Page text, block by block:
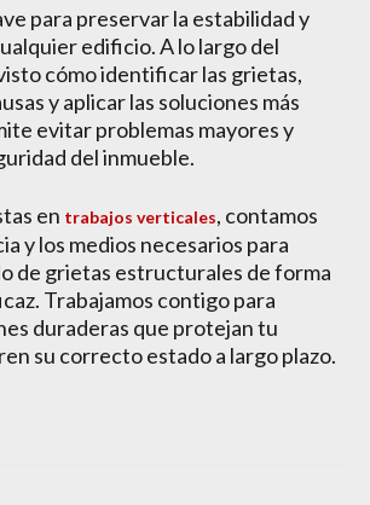
para preservar la estabilidad y
edificio. A lo largo del
cómo identificar las grietas,
y aplicar las soluciones más
evitar problemas mayores y
del inmueble.
en trabajos verticales, contamos
y los medios necesarios para
de grietas estructurales de forma
Trabajamos contigo para
duraderas que protejan tu
su correcto estado a largo plazo.